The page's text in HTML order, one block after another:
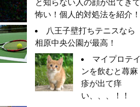
と知らない人の顔が出てきて
怖い！個人的対処法を紹介！
八王子壁打ちテニスなら
相原中央公園が最高！
マイプロテイ
ンを飲むと蕁麻
疹が出て痒
い、、、！！